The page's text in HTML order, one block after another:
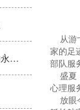
从党的历史中汲取智慧，让白求恩精神永放光芒
从游
家的足
部队服
盛夏
心理服
放眼